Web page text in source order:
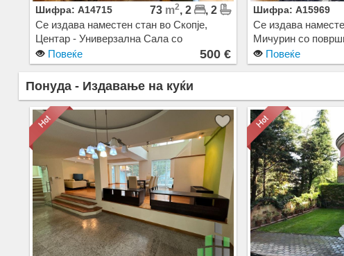
Шифра: A14715 73 m2, 2
, 2
Се издава наместен стан во Скопје,
Центар - Универзална Сала со
површина од 73 m2. Екстра: Клима,
Централно Парно, Лифт, Нова Зграда,
Паркинг. Цена: 500 EUR
Повеќе 500 €
Шифра: A15969
Се издава
Мичурин со
Клима,
Зграда, Гаража.
Повеќе
Понуда - Издавање на куќи